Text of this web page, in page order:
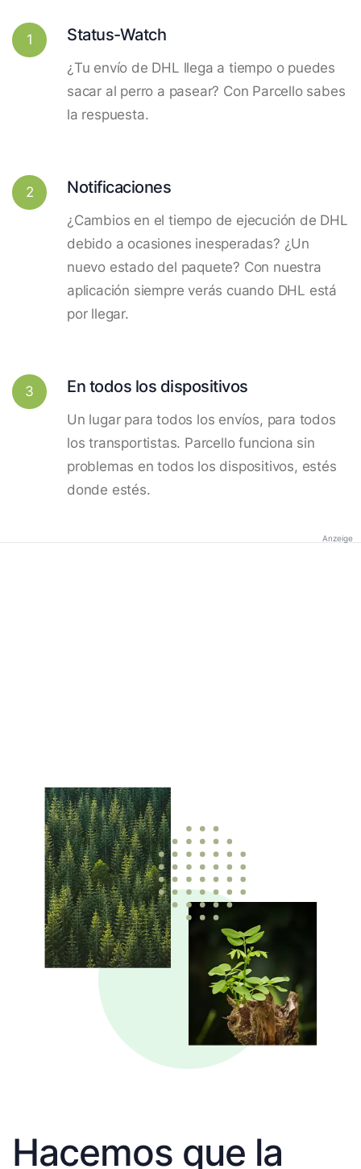
1 Status-Watch
¿Tu envío de DHL llega a tiempo o puedes
sacar al perro a pasear? Con Parcello sabes
la respuesta.
2 Notificaciones
¿Cambios en el tiempo de ejecución de DHL
debido a ocasiones inesperadas? ¿Un
nuevo estado del paquete? Con nuestra
aplicación siempre verás cuando DHL está
por llegar.
3 En todos los dispositivos
Un lugar para todos los envíos, para todos
los transportistas. Parcello funciona sin
problemas en todos los dispositivos, estés
donde estés.
Anzeige
Hacemos que la